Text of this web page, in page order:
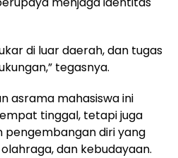
di luar daerah, dan tugas
tegasnya.
asrama mahasiswa ini
tinggal, tetapi juga
pengembangan diri yang
dan kebudayaan.